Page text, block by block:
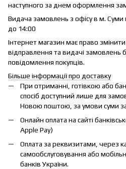
наступного за днем оформлення
Видача замовлень з офісу в м. Суми
до 14:00
Інтернет магазин має право
відправлення та видачі замовлень
повідомлення покупців.
Більше інформації про доставку
При отриманні, готівкою або
спосіб доступний лише для
Новою поштою, за умови суми
Онлайн оплата на сайті
Apple Pay)
Оплата за реквизитами, через
самообслуговування або
банків України.